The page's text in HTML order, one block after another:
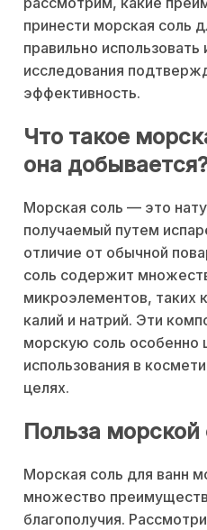
принести морская соль
правильно использовать
исследования
эффективность.
Что такое
она
Морская соль — это
получаемый путем
отличие от обычной
соль содержит
микроэлементов, таких
калий и натрий. Эти
морскую соль особенно
использования в
целях.
Польза морской
Морская соль для ванн
множество
благополучия.